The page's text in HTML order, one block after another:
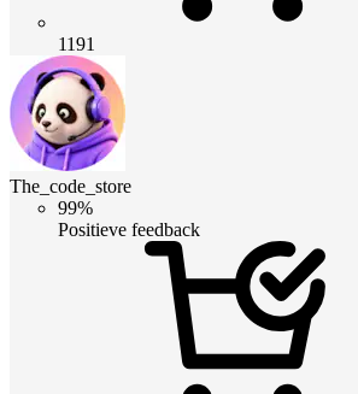
1191
The_code_store
99%
Positieve feedback